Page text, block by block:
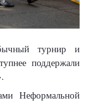
турнир и
поддержали
Неформальной